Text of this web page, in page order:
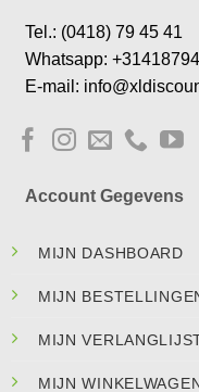
Tel.: (0418) 79 45 41
Whatsapp:
E-mail:
Account Gegevens
MIJN DASHBOARD
MIJN
MIJN
MIJN